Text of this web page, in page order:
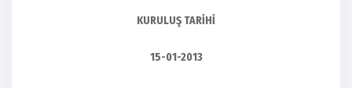
KURULUŞ TARİHİ
15-01-2013